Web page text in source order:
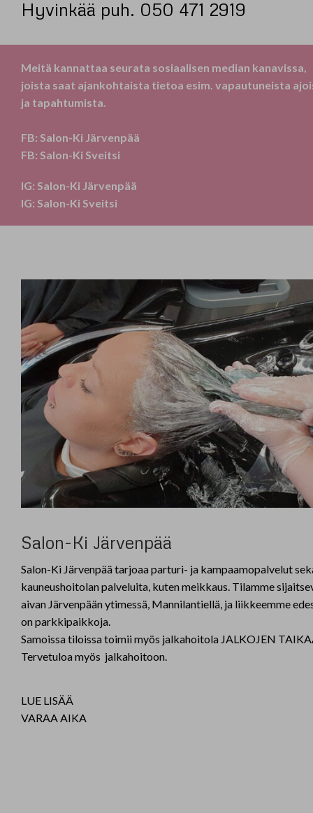
Hyvinkää puh. 050 471 2919
Meitä kannattaa seurata sosiaalisen median kanavissa,
joista saat ajankohtaista tietoa esim. vapautuneista
ja tapahtumista.
FB: Salon-Ki Järvenpää
FB: Salon-Ki Sveitsi
IG: Salon-Ki Järvenpää
IG: Salon-Ki Sveitsi
Salon-Ki Järvenpää
Salon-Ki Järvenpää tarjoaa parturi- ja kampaamopalvelut
kauneushoitolan palveluita, kuten meikkaus. Tilamme
aivan Järvenpään ytimessä, Mannilantiellä, ja liikkeemme
on parkkipaikkoja.
Samoissa tiloissa toimii myös jalkahoitola JALKOJEN
Tervetuloa myös jalkahoitoon.
LUE LISÄÄ
VARAA AIKA